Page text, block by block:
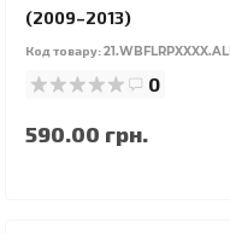
(2009–2013)
Код товару:
0
590.00 грн.